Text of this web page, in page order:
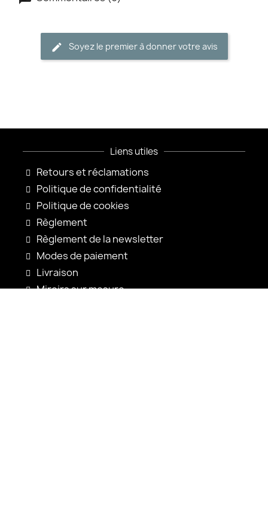
Soyez le premier à donner votre avis
Liens utiles
Retours et réclamations
Politique de confidentialité
Politique de cookies
Règlement
Règlement de la newsletter
Modes de paiement
Livraison
Miroirs sur mesure